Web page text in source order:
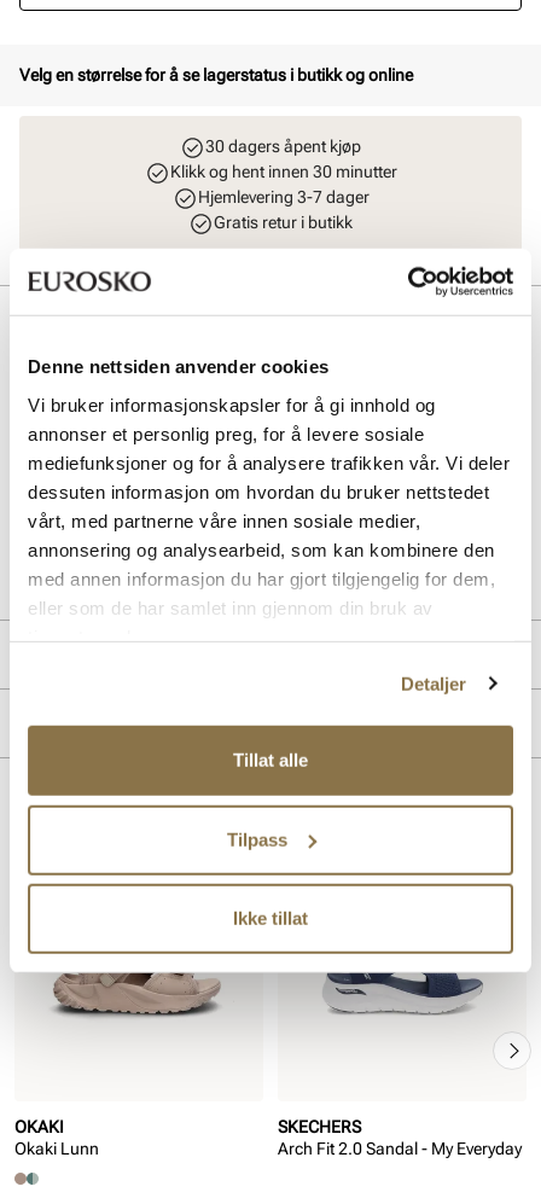
Denne nettsiden anvender cookies
Vi bruker informasjonskapsler for å gi innhold og
annonser et personlig preg, for å levere sosiale
mediefunksjoner og for å analysere trafikken vår. Vi deler
dessuten informasjon om hvordan du bruker nettstedet
vårt, med partnerne våre innen sosiale medier,
annonsering og analysearbeid, som kan kombinere den
med annen informasjon du har gjort tilgjengelig for dem,
eller som de har samlet inn gjennom din bruk av
Detaljer
Tillat alle
Tilpass
Ikke tillat
Velg en størrelse for å se lagerstatus i butikk og online
30 dagers åpent kjøp
Klikk og hent innen 30 minutter
Hjemlevering 3-7 dager
Gratis retur i butikk
Beskrivelse
Bonny er en ekstra myk og komfortabel sandal. Overdelen er laget i
en ekstra myk, elastisk og fleksibel tekstil som former seg godt til
foten, og designet gjør at sandalen sitter godt. Modellen er ekstra
luftig. Yttersålen i EVA Phylon er myk, fleksibel og gir god stabilitet og
demping. Dette forsterkes også av fotsengen som er laget i mykt PU-
materiale.
Art. nr41163009
Lev. art. nr26V1341
Merke
Lignende produkter
OKAKI
Okaki Lunn
SKECHERS
Arch Fit 2.0 Sandal - My Everyday